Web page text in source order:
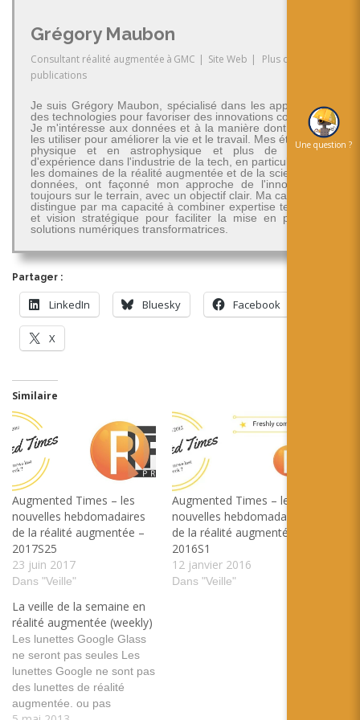
Grégory Maubon
Consultant réalité augmentée à GMC | Site Web |
Plus de
publications
Je suis Grégory Maubon, spécialisé dans les applications
des technologies pour favoriser des innovations concrètes.
Je m'intéresse aux données et à la manière dont on peut
les utiliser pour améliorer la vie et le travail. Mes études en
physique et en astrophysique et plus de 30 ans
d'expérience dans l'industrie de la tech, en particulier dans
les domaines de la réalité augmentée et de la science des
données, ont façonné mon approche de l'innovation -
toujours sur le terrain, avec un objectif clair. Ma carrière se
distingue par ma capacité à combiner expertise technique
et vision stratégique pour faciliter la mise en place de
solutions numériques transformatrices.
Partager :
LinkedIn Bluesky Facebook
X
Similaire
Augmented Times – les
nouvelles hebdomadaires
de la réalité augmentée –
2017S25
23 juin 2017
Dans "Veille"
Augmented Times – les
nouvelles hebdomadaires
de la réalité augmentée –
2016S1
12 janvier 2016
Dans "Veille"
La veille de la semaine en
réalité augmentée (weekly)
Les lunettes Google Glass
ne seront pas seules Les
lunettes Google ne sont pas
des lunettes de réalité
augmentée. ou pas
Une question ?